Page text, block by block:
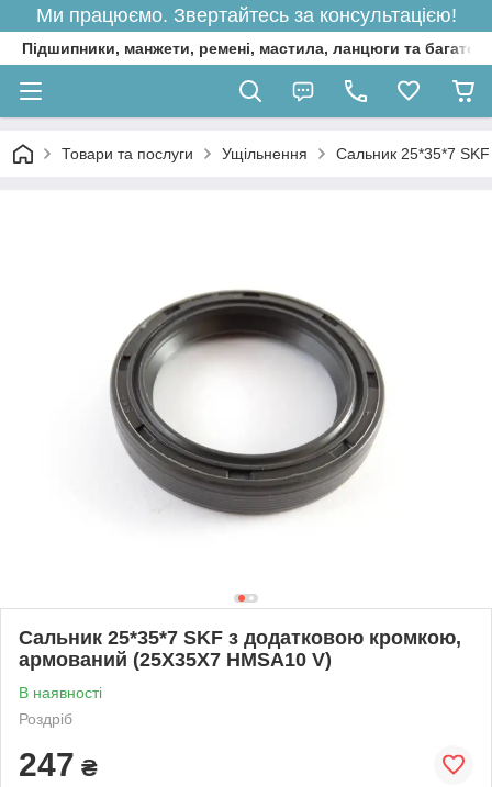
Ми працюємо. Звертайтесь за консультацією!
Підшипники, манжети, ремені, мастила, ланцюги та багато
Товари та послуги Ущільнення Сальник 25*35*7
Сальник 25*35*7 SKF з додатковою кромкою,
армований (25Х35X7 HMSA10 V)
В наявності
Роздріб
247 ₴